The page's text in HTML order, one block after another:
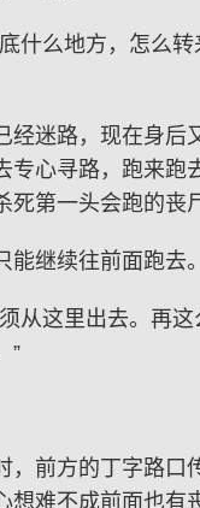
什么地方，怎么转
经迷路，现在身后
专心寻路，跑来跑
死第一头会跑的丧
能继续往前面跑去。
从这里出去。再
”
，前方的丁字路口
想难不成前面也有